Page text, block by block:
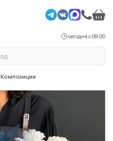
сегодня с 09:00
Композиции